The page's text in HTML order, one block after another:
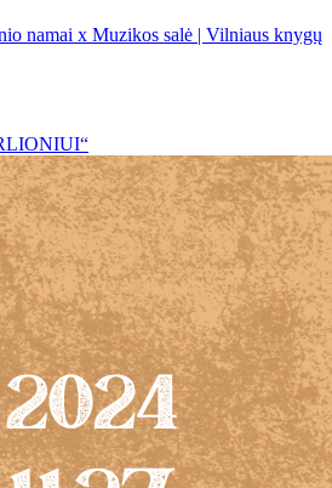
namai x Muzikos salė | Vilniaus knygų